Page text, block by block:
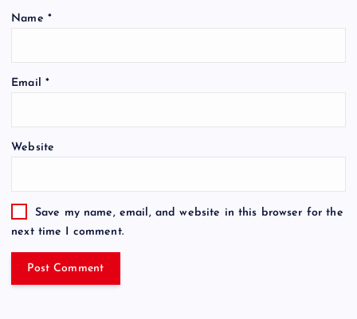
Name *
Email *
Website
Save my name, email, and website in this browser for the
next time I comment.